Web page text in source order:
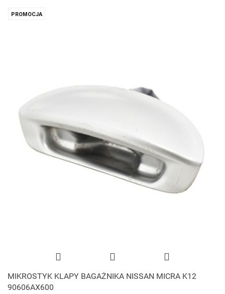
PROMOCJA
MIKROSTYK KLAPY BAGAŻNIKA NISSAN MICRA K12
90606AX600